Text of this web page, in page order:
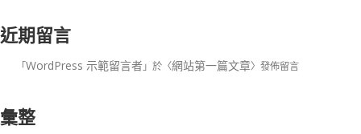
近期留言
「WordPress 示範留言者」於〈網站第一篇文章〉發佈留言
彙整